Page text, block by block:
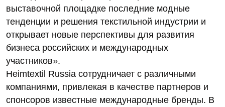
выставочной площадке последние модные
тенденции и решения текстильной индустрии и
открывает новые перспективы для развития
бизнеса российских и международных
участников».
Heimtextil Russia сотрудничает с различными
компаниями, привлекая в качестве партнеров и
спонсоров известные международные бренды. В